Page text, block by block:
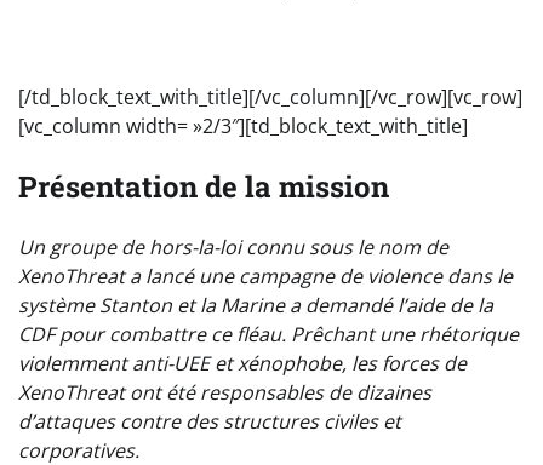
[/td_block_text_with_title][/vc_column][/vc_row][vc_row]
[vc_column width= »2/3″][td_block_text_with_title]
Présentation de la mission
Un groupe de hors-la-loi connu sous le nom de
XenoThreat a lancé une campagne de violence dans le
système Stanton et la Marine a demandé l’aide de la
CDF pour combattre ce fléau. Prêchant une rhétorique
violemment anti-UEE et xénophobe, les forces de
XenoThreat ont été responsables de dizaines
d’attaques contre des structures civiles et
corporatives.